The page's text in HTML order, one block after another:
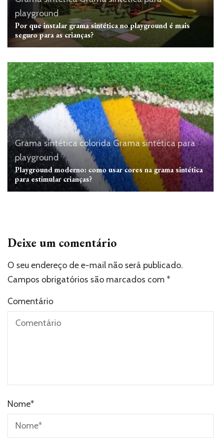
playground
Por que instalar grama sintética no playground é mais
seguro para as crianças?
Grama sintética coloridaGrama sintética para
playground
Playground moderno: como usar cores na grama sintética
para estimular crianças?
Deixe um comentário
O seu endereço de e-mail não será publicado.
Campos obrigatórios são marcados com *
Comentário
Nome*